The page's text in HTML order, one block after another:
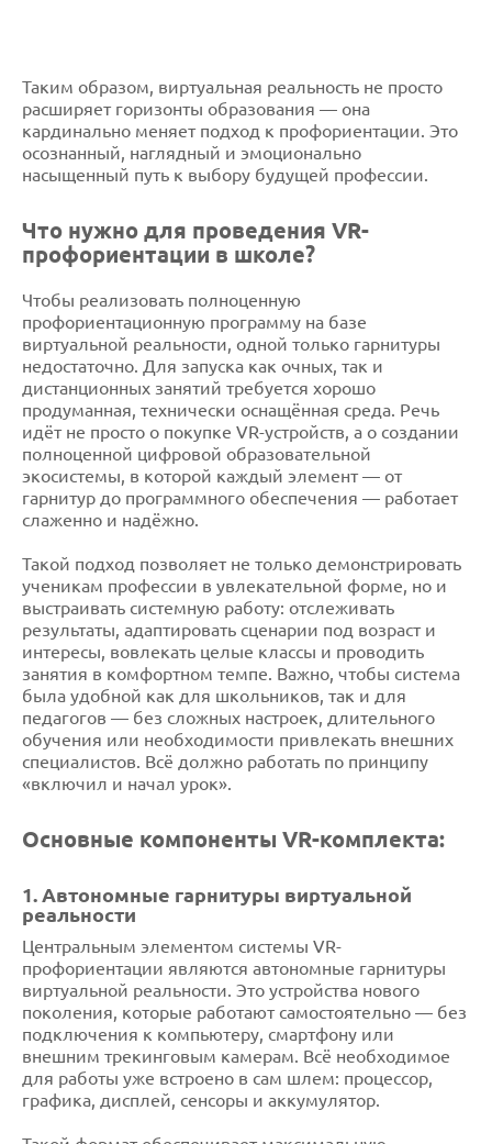
Таким образом, виртуальная реальность не просто
расширяет горизонты образования — она
кардинально меняет подход к профориентации. Это
осознанный, наглядный и эмоционально
насыщенный путь к выбору будущей профессии.
Что нужно для проведения VR-
профориентации в школе?
Чтобы реализовать полноценную
профориентационную программу на базе
виртуальной реальности, одной только гарнитуры
недостаточно. Для запуска как очных, так и
дистанционных занятий требуется хорошо
продуманная, технически оснащённая среда. Речь
идёт не просто о покупке VR-устройств, а о создании
полноценной цифровой образовательной
экосистемы, в которой каждый элемент — от
гарнитур до программного обеспечения — работает
слаженно и надёжно.
Такой подход позволяет не только демонстрировать
ученикам профессии в увлекательной форме, но и
выстраивать системную работу: отслеживать
результаты, адаптировать сценарии под возраст и
интересы, вовлекать целые классы и проводить
занятия в комфортном темпе. Важно, чтобы система
была удобной как для школьников, так и для
педагогов — без сложных настроек, длительного
обучения или необходимости привлекать внешних
специалистов. Всё должно работать по принципу
«включил и начал урок».
Основные компоненты VR-комплекта:
1. Автономные гарнитуры виртуальной
реальности
Центральным элементом системы VR-
профориентации являются автономные гарнитуры
виртуальной реальности. Это устройства нового
поколения, которые работают самостоятельно — без
подключения к компьютеру, смартфону или
внешним трекинговым камерам. Всё необходимое
для работы уже встроено в сам шлем: процессор,
графика, дисплей, сенсоры и аккумулятор.